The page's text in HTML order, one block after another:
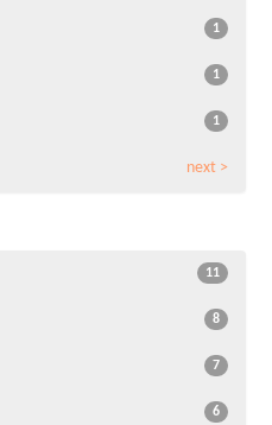
1
1
1
next >
11
8
7
6